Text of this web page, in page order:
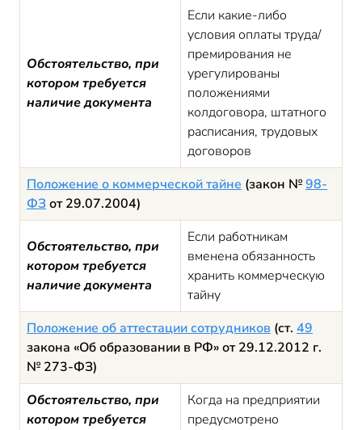
Обстоятельство, при
котором требуется
наличие документа
Если какие-либо
условия оплаты труда/
премирования не
урегулированы
положениями
колдоговора, штатного
расписания, трудовых
договоров
Положение о коммерческой тайне (закон №98-
ФЗот 29.07.2004)
Обстоятельство, при
котором требуется
наличие документа
Если работникам
вменена обязанность
хранить коммерческую
тайну
Положение об аттестации сотрудников (ст. 49
закона «Об образовании в РФ» от 29.12.2012 г.
№ 273-ФЗ)
Обстоятельство, при
котором требуется
Когда на предприятии
предусмотрено